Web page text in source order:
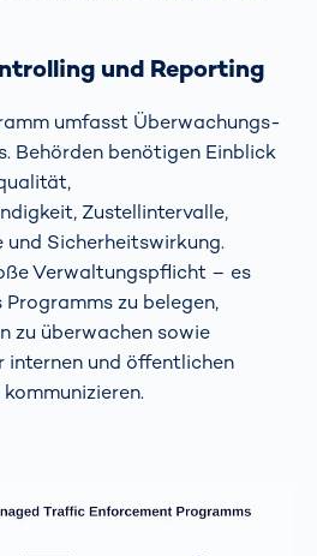
und Reporting
umfasst Überwachungs-
Behörden benötigen Einblick
Zustellintervalle,
Sicherheitswirkung.
Verwaltungspflicht – es
zu belegen,
zu überwachen sowie
internen und öffentlichen